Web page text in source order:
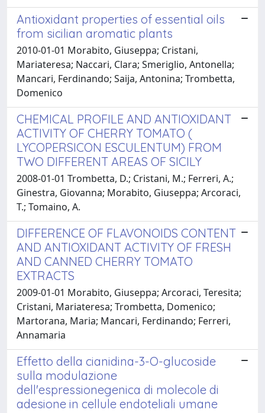
Antioxidant properties of essential oils
from sicilian aromatic plants
2010-01-01 Morabito, Giuseppa; Cristani,
Mariateresa; Naccari, Clara; Smeriglio, Antonella;
Mancari, Ferdinando; Saija, Antonina; Trombetta,
Domenico
CHEMICAL PROFILE AND ANTIOXIDANT
ACTIVITY OF CHERRY TOMATO (
LYCOPERSICON ESCULENTUM) FROM
TWO DIFFERENT AREAS OF SICILY
2008-01-01 Trombetta, D.; Cristani, M.; Ferreri, A.;
Ginestra, Giovanna; Morabito, Giuseppa; Arcoraci,
T.; Tomaino, A.
DIFFERENCE OF FLAVONOIDS CONTENT
AND ANTIOXIDANT ACTIVITY OF FRESH
AND CANNED CHERRY TOMATO
EXTRACTS
2009-01-01 Morabito, Giuseppa; Arcoraci, Teresita;
Cristani, Mariateresa; Trombetta, Domenico;
Martorana, Maria; Mancari, Ferdinando; Ferreri,
Annamaria
Effetto della cianidina-3-O-glucoside
sulla modulazione
dell'espressionegenica di molecole di
adesione in cellule endoteliali umane